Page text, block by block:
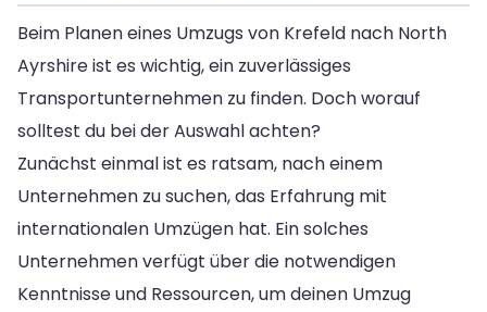
Beim Planen eines Umzugs von Krefeld nach North
Ayrshire ist es wichtig, ein zuverlässiges
Transportunternehmen zu finden. Doch worauf
solltest du bei der Auswahl achten?
Zunächst einmal ist es ratsam, nach einem
Unternehmen zu suchen, das Erfahrung mit
internationalen Umzügen hat. Ein solches
Unternehmen verfügt über die notwendigen
Kenntnisse und Ressourcen, um deinen Umzug